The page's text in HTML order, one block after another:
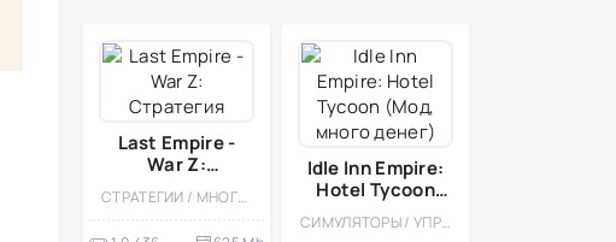
Last Empire -
War Z:
Стратегия СТРАТЕГИИ / МНОГОПОЛЬЗОВАТЕЛЬСКАЯ / СОРЕВНОВАТЕЛЬНАЯ / СТИЛИЗАЦИЯ / МОД / ЗОМБИ
Idle Inn Empire:
Hotel Tycoon
(Мод, много
денег)
СИМУЛЯТОРЫ / УПРАВЛЕНИЕ / ЭКОНОМИЧЕСКАЯ СТРАТЕГИЯ / ОДНОПОЛЬЗОВАТЕЛЬСКИЕ / СТИЛИЗАЦИЯ / ОФЛАЙН / МОД / ФЕРМЫ / ИЗОМЕТРИЯ